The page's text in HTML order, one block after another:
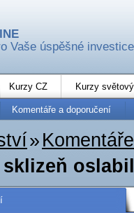
Vaše úspěšné investice
Kurzy CZ Kurzy
Komentáře a doporučení
»